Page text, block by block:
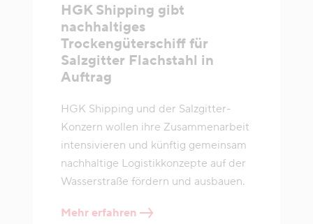
HGK Shipping gibt
nachhaltiges
Trockengüterschiff für
Salzgitter Flachstahl in
Auftrag
HGK Shipping und der Salzgitter-
Konzern wollen ihre Zusammenarbeit
intensivieren und künftig gemeinsam
nachhaltige Logistikkonzepte auf der
Wasserstraße fördern und ausbauen.
Mehr erfahren